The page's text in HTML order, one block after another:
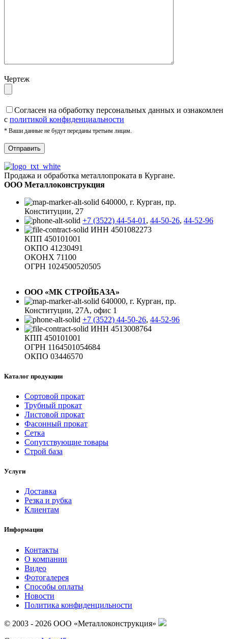
Чертеж
Cогласен на обработку персональных данных и ознакомлен
с политикой конфиденциальности
* Ваши данные не будут переданы третьим лицам.
Продажа и обработка металлопроката в Кургане.
ООО Металлоконструкция
640000, г. Курган, пр.
Конституции, 27
+7 (3522) 44-54-01 , 44-50-26, 44-52-96
ИНН 4501082273
КПП 450101001
ОКПО 41230491
ОКОНХ 71100
ОГРН 1024500520505
ООО «МК СТРОЙБАЗА»
640000, г. Курган, пр.
Конституции, 27А, офис 1
+7 (3522) 44-50-26, 44-52-96
ИНН 4513008764
КПП 450101001
ОГРН 1164501054684
ОКПО 03446570
Каталог продукции
Сортовой прокат
Трубный прокат
Листовой прокат
Фасонный прокат
Сетка
Сопутствующие товары
Строй база
Услуги
Доставка
Резка и рубка
Клиентам
Информация
Контакты
О компании
Видео
Фотогалерея
Способы оплаты
Новости
Политика конфиденцильности
© 2003 - 2026 ООО «Металлоконструкция»